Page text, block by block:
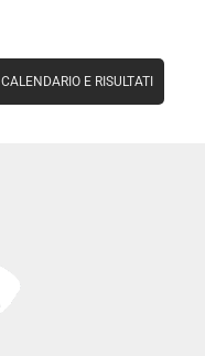
CALENDARIO E RISULTATI